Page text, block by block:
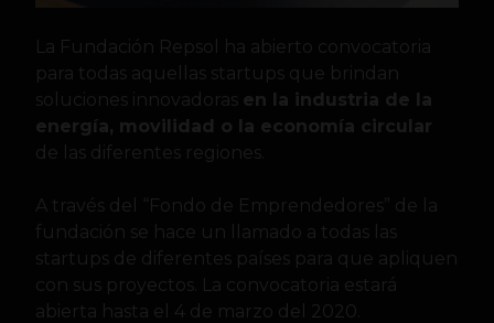
La Fundación Repsol ha abierto convocatoria
para todas aquellas startups que brindan
soluciones innovadoras en la industria de la
energía, movilidad o la economía circular
de las diferentes regiones.
A través del “Fondo de Emprendedores” de la
fundación se hace un llamado a todas las
startups de diferentes países para que apliquen
con sus proyectos. La convocatoria estará
abierta hasta el 4 de marzo del 2020.